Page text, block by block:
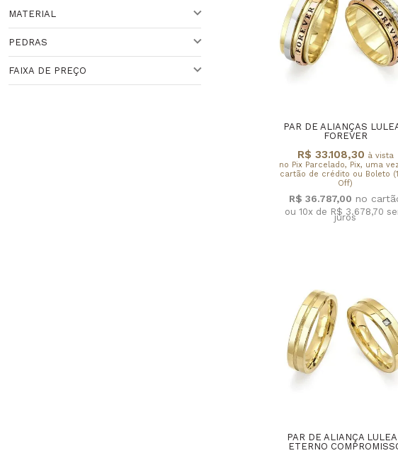
MATERIAL
DIAMANTE,PEDRA NATURAL
PEDRAS
FAIXA DE PREÇO
PAR DE ALIANÇAS
FOREVER
R$ 33.108,30 à vista
no Pix Parcelado, Pix, uma
cartão de crédito ou Boleto
Off)
R$ 36.787,00
ou 10x de R$ 3.678,70
juros
PAR DE ALIANÇA
ETERNO